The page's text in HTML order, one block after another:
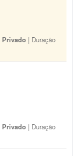
Privado | Duração
Privado | Duração